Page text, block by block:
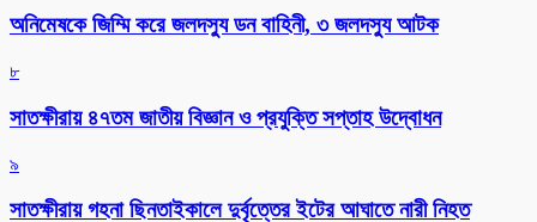
অনিমেষকে জিম্মি করে জলদস্যু ডন বাহিনী, ৩ জলদস্যু আটক
৮
সাতক্ষীরায় ৪৭তম জাতীয় বিজ্ঞান ও প্রযুক্তি সপ্তাহ উদ্বোধন
৯
সাতক্ষীরায় গহনা ছিনতাইকালে দুর্বৃত্তের ইটের আঘাতে নারী নিহত